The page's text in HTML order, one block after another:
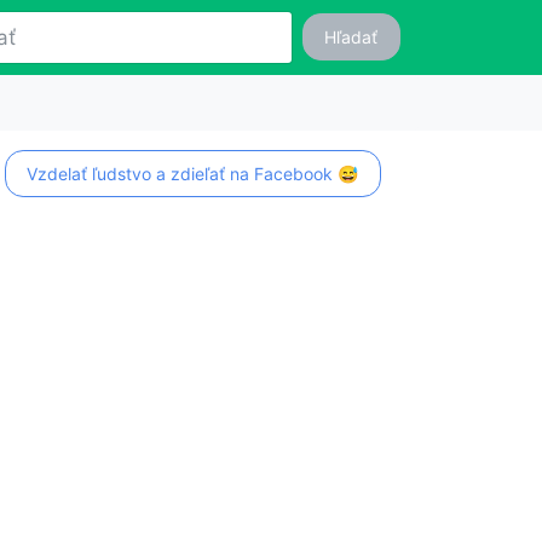
Hľadať
Vzdelať ľudstvo a zdieľať na Facebook 😅